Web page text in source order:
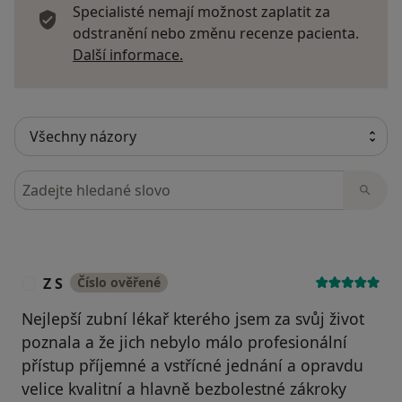
Zdravé dásně – péče, která se vyplatí 2010
Estetika v dentální implantologii 2010
Specialisté nemají možnost zaplatit za
odstranění nebo změnu recenze pacienta.
Další informace.
Hledejte v názorech
Z S Číslo ověřené
Nejlepší zubní lékař kterého jsem za svůj život
poznala a že jich nebylo málo profesionální
přístup příjemné a vstřícné jednání a opravdu
velice kvalitní a hlavně bezbolestné zákroky